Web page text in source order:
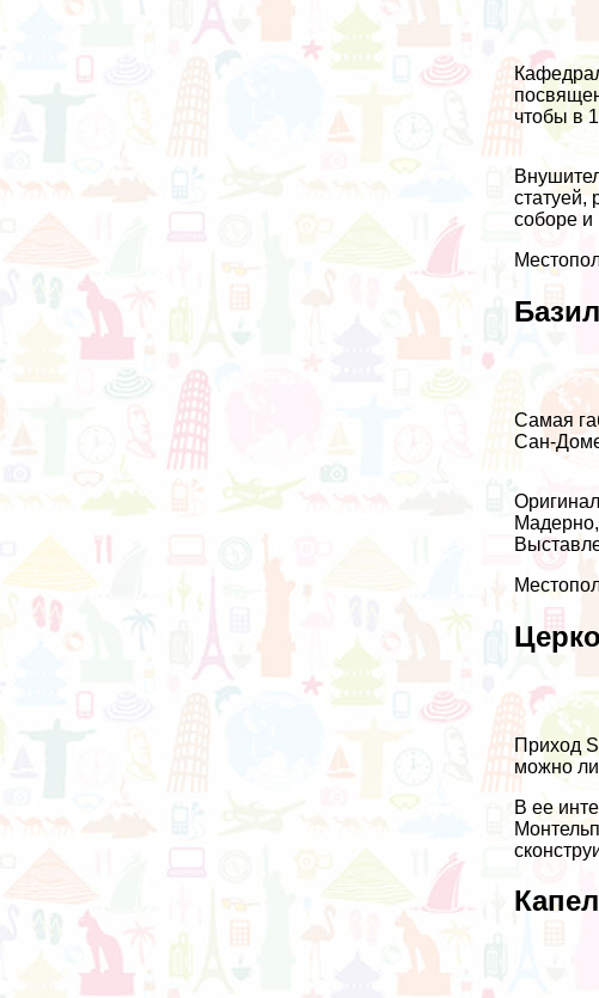
чтобы в
статуей,
соборе и
Самая
Сан-
Приход
можно
В ее